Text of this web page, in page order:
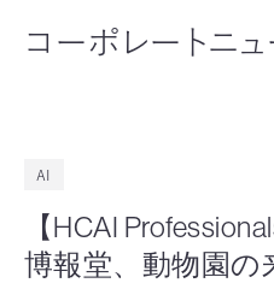
コーポレートニュ
AI
【HCAI
博報堂、動物園の